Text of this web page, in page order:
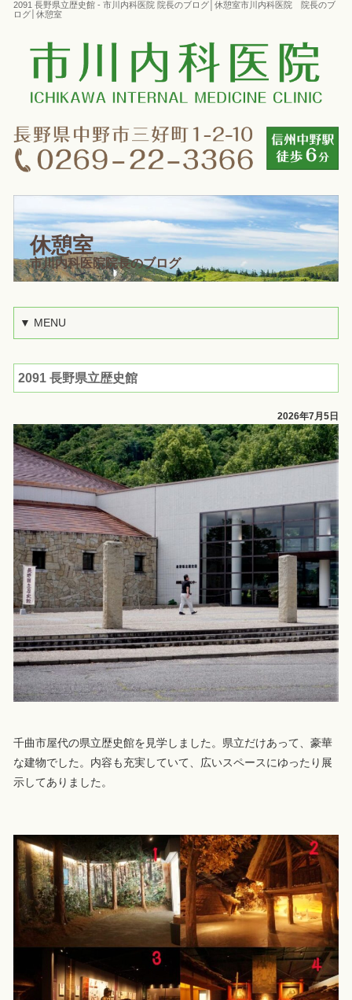
2091 長野県立歴史館 - 市川内科医院 院長のブログ│休憩室市川内科医院 院長のブ
ログ│休憩室
休憩室
市川内科医院院長のブログ
▼ MENU
2091 長野県立歴史館
2026年7月5日
千曲市屋代の県立歴史館を見学しました。県立だけあって、豪華
な建物でした。内容も充実していて、広いスペースにゆったり展
示してありました。